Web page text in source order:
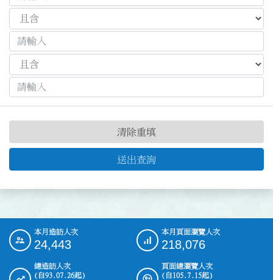
送出查詢
清除重填
::: 本月造訪人次
24,443
本月頁面瀏覽人次
218,076
總造訪人次
(自93.07.26起)
頁面總瀏覽人次
(自105.7.15起)